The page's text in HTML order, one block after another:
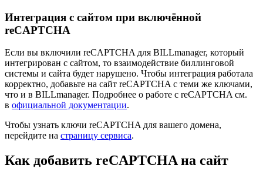
Интеграция с сайтом при включённой
reCAPTCHA
Если вы включили reCAPTCHA для BILLmanager, который
интегрирован с сайтом, то взаимодействие биллинговой
системы и сайта будет нарушено. Чтобы интеграция работала
корректно, добавьте на сайт reCAPTCHA с теми же ключами,
что и в BILLmanager. Подробнее о работе с reCAPTCHA см.
в официальной документации.
Чтобы узнать ключи reCAPTCHA для вашего домена,
перейдите на страницу сервиса.
Как добавить reCAPTCHA на сайт